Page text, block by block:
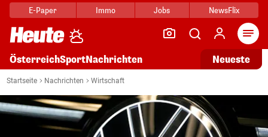
E-Paper Immo Jobs NewsFlix
ÖsterreichSportNachrichten Neueste
Startseite Nachrichten Wirtschaft